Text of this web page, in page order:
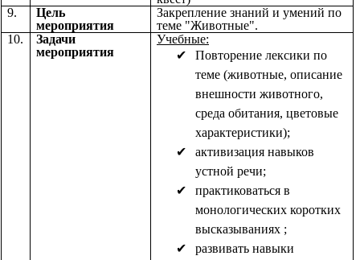
9.
Цель
мероприятия
Закрепление знаний и умений по
теме "Животные".
10.
Задачи
мероприятия
Учебные:
Повторение лексики по
теме (животные, описание
внешности животного,
среда обитания, цветовые
характеристики);
активизация навыков
устной речи;
практиковаться в
монологических коротких
высказываниях ;
развивать навыки